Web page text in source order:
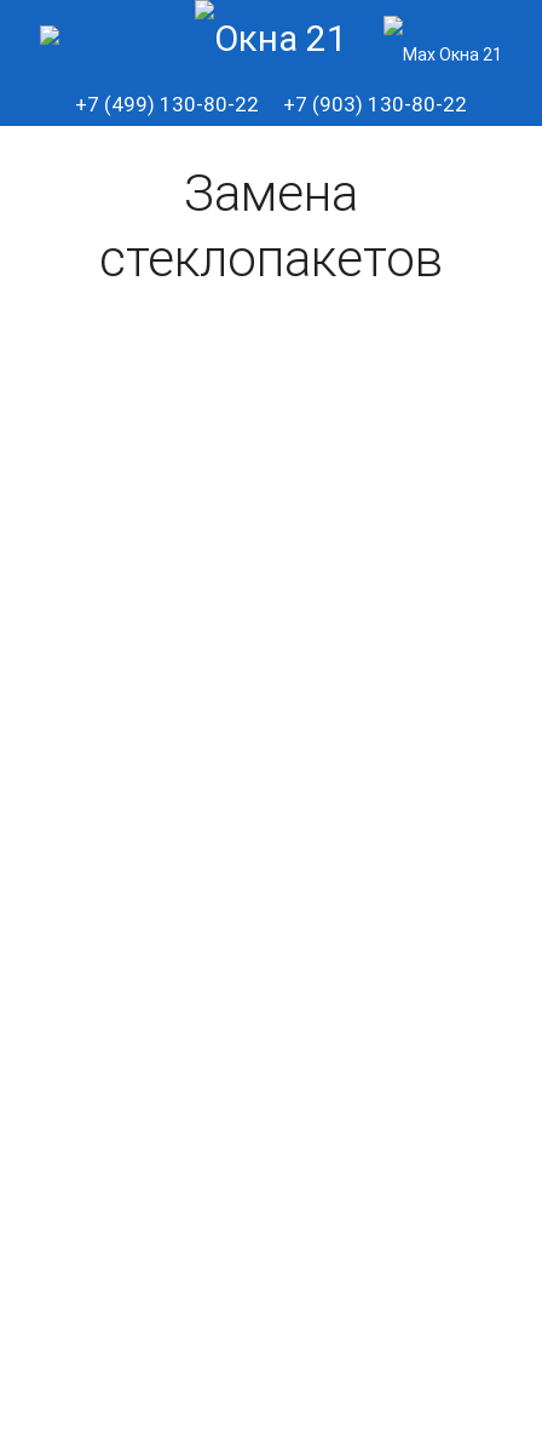
+7 (499) 130-80-22 +7 (903) 130-80-22
Замена
стеклопакетов